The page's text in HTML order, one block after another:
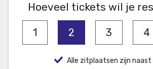
Hoeveel tickets wil je
1 2 3 4
Alle zitplaatsen zijn naast